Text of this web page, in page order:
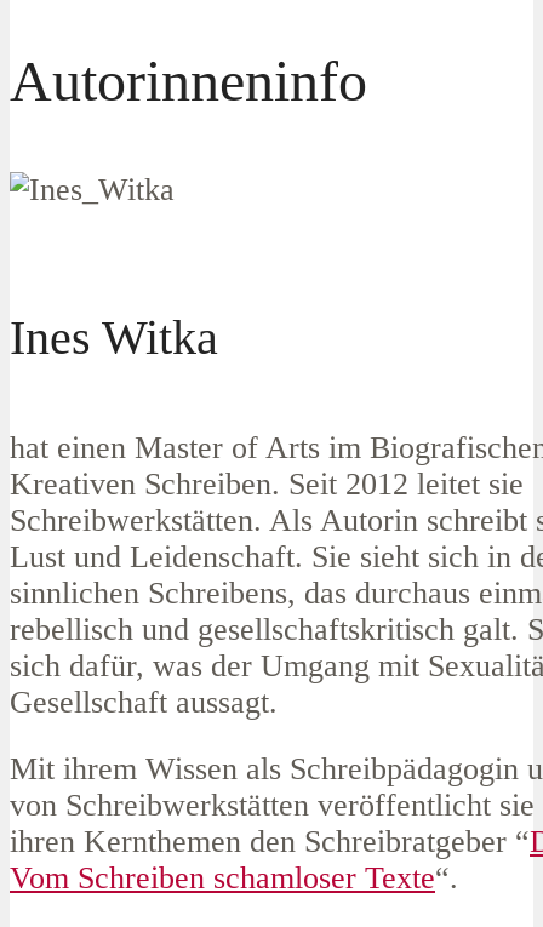
Autorinneninfo
Ines Witka
hat einen Master of Arts im
Kreativen Schreiben. Seit 2012 leitet sie
Schreibwerkstätten. Als Autorin schreibt
Lust und Leidenschaft. Sie sieht sich in
sinnlichen Schreibens, das durchaus
rebellisch und gesellschaftskritisch galt.
sich dafür, was der Umgang mit
Gesellschaft aussagt.
Mit ihrem Wissen als Schreibpädagogin
von Schreibwerkstätten veröffentlicht sie
ihren Kernthemen den Schreibratgeber “
Vom Schreiben schamloser Texte“.